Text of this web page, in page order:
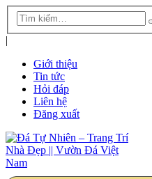
|
Giới thiệu
Tin tức
Hỏi đáp
Liên hệ
Đăng xuất